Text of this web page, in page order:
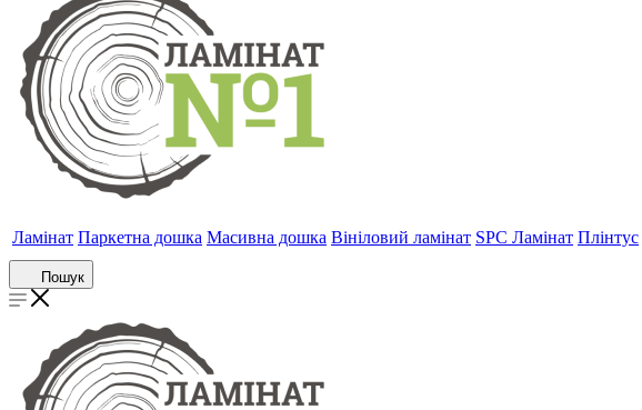
Ламінат Паркетна дошка Масивна дошка Вініловий ламінат SPC Ламінат Плінтус
Пошук